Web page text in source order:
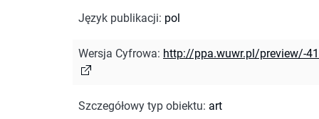
Język publikacji: pol
Wersja Cyfrowa: http://ppa.wuwr.pl/preview/-
Szczegółowy typ obiektu: art